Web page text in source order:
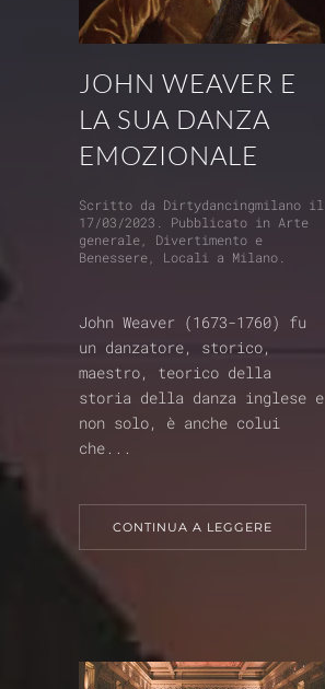
JOHN WEAVER E
LA SUA DANZA
EMOZIONALE
Scritto da Dirtydancingmilano il
17/03/2023 . Pubblicato in Arte
generale
Divertimento e
Benessere
Locali a Milano
John Weaver (1673-1760) fu
un danzatore, storico,
maestro, teorico della
storia della danza inglese e
non solo, è anche colui
che...
CONTINUA A LEGGERE